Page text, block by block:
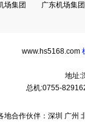
场集团 广东机场集团
www.hs5168.com
地址:
总机:0755-
地合作伙伴：深圳 广州